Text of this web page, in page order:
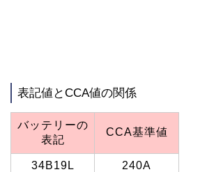
表記値とCCA値の関係
バッテリーの
表記
CCA基準値
34B19L 240A